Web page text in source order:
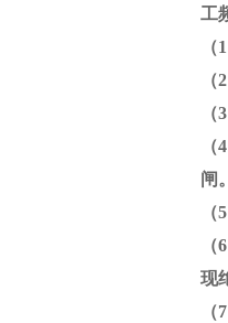
工
（1
（2
（3
（4
闸。
（5
（6
现
（7